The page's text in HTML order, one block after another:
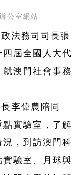
公室網站
法務司司長張
屆全國人大代
澳門社會事務
李偉農陪同
實驗室，了解
，到訪澳門科
驗室、月球與